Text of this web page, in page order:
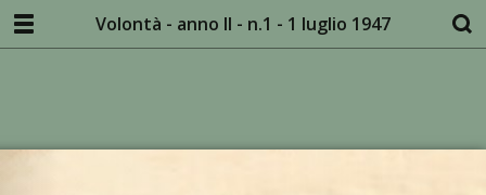
Volontà - anno II - n.1 - 1 luglio 1947